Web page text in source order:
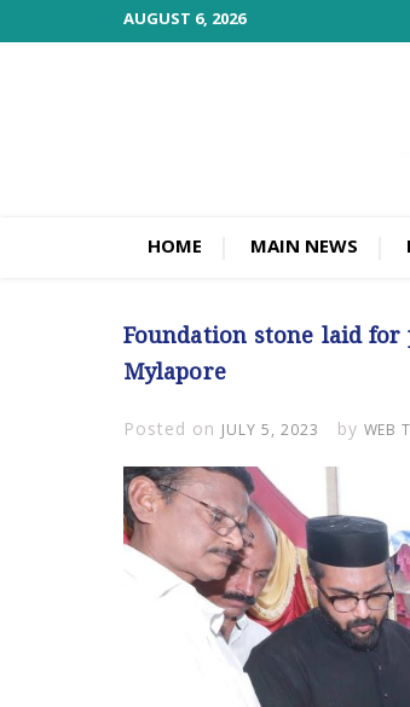
to
AUGUST 6, 2026
HOME MAIN NEWS
Foundation stone laid for
Mylapore
Posted on JULY 5, 2023 by WEB